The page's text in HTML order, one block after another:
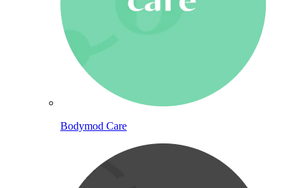
Bodymod Care